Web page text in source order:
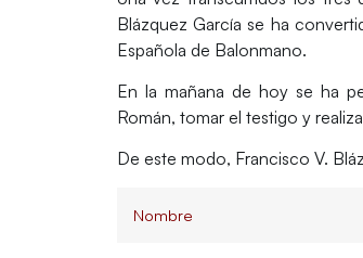
Blázquez García se ha
Española de Balonmano.
En la mañana de hoy se ha
Román, tomar el testigo y
De este modo, Francisco V.
Nombre